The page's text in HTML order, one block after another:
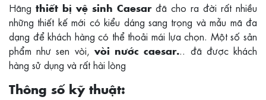
Hãng thiết bị vệ sinh Caesarđã cho ra đời rất nhiều
những thiết kế mới có kiểu dáng sang trọng và mẫu mã đa
dạng để khách hàng có thể thoải mái lựa chọn. Một số sản
phẩm như sen vòi, vòi nước caesar... đã được khách
hàng sử dụng và rất hài lòng
Thông số kỹ thuật: